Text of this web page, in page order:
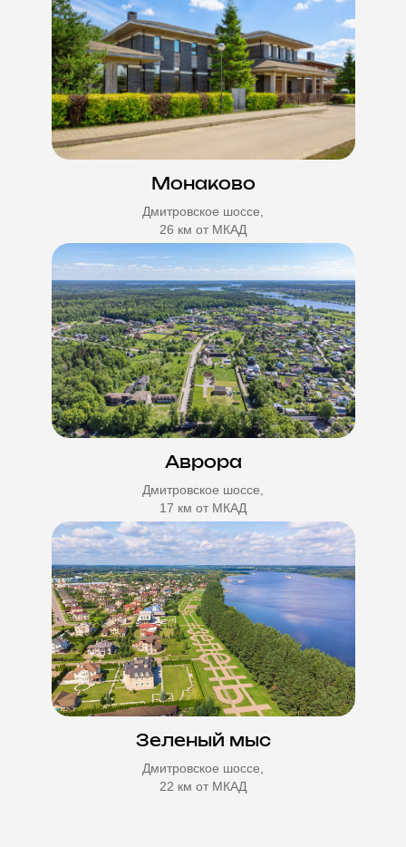
Монаково
Дмитровское шоссе,
26 км от МКАД
Аврора
Дмитровское шоссе,
17 км от МКАД
Зеленый мыс
Дмитровское шоссе,
22 км от МКАД